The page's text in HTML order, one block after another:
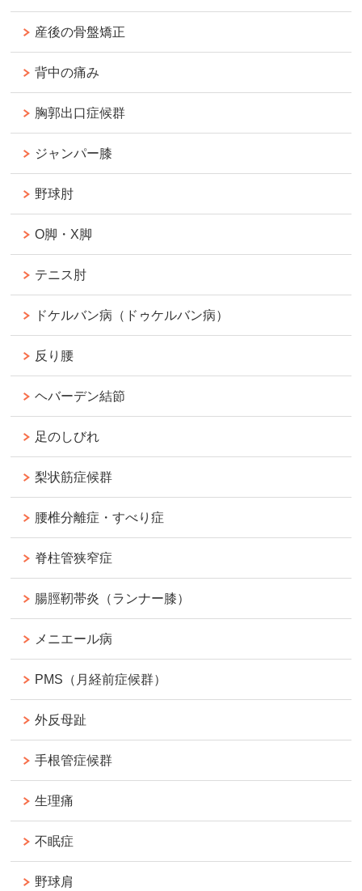
産後の骨盤矯正
背中の痛み
胸郭出口症候群
ジャンパー膝
野球肘
O脚・X脚
テニス肘
ドケルバン病（ドゥケルバン病）
反り腰
ヘバーデン結節
足のしびれ
梨状筋症候群
腰椎分離症・すべり症
脊柱管狭窄症
腸脛靭帯炎（ランナー膝）
メニエール病
PMS（月経前症候群）
外反母趾
手根管症候群
生理痛
不眠症
野球肩